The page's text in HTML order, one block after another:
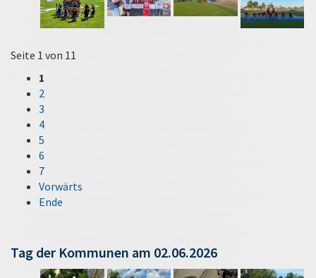
Seite 1 von 11
1
2
3
4
5
6
7
Vorwärts
Ende
Tag der Kommunen am 02.06.2026